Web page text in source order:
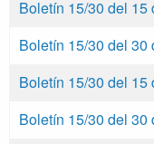
Boletín 15/30 del 15
Boletín 15/30 del 30
Boletín 15/30 del 15
Boletín 15/30 del 30